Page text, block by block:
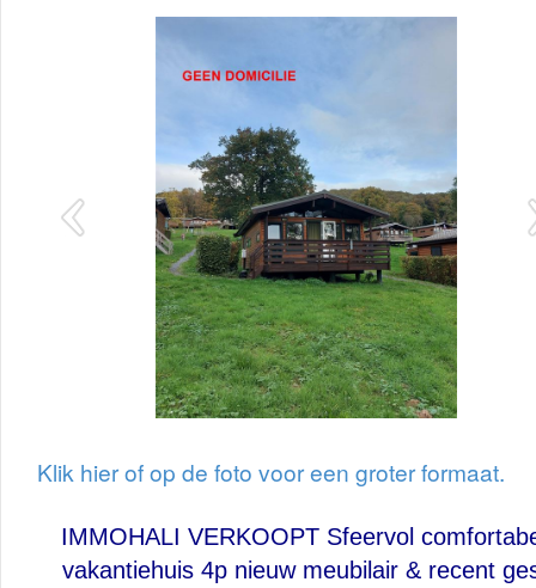
Klik hier of op de foto voor een groter formaat.
IMMOHALI VERKOOPT Sfeervol
vakantiehuis 4p nieuw meubilair & recent